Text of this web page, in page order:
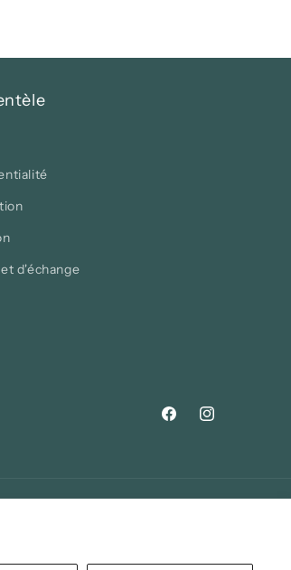
d'échange
FacebookInstagram